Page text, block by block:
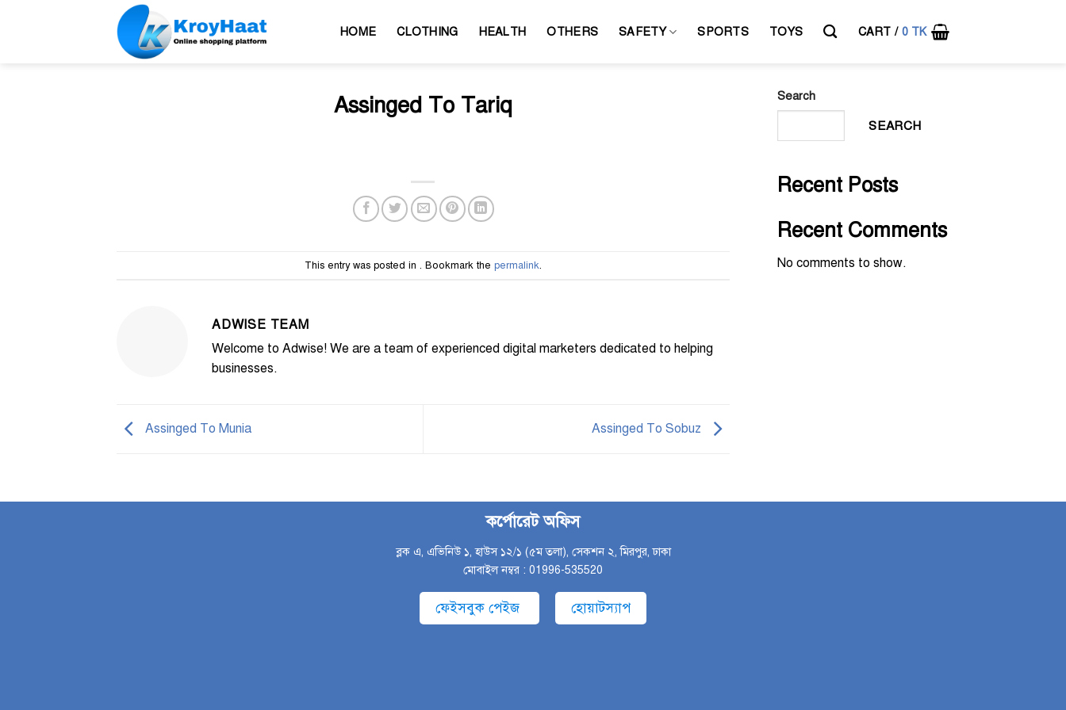
HOME CLOTHING HEALTH OTHERS SAFETY SPORTS TOYS CART / 0TK
Assinged To Tariq
This entry was posted in . Bookmark the permalink.
ADWISE TEAM
Welcome to Adwise! We are a team of experienced digital marketers dedicated to helping
businesses.
Assinged To Munia Assinged To Sobuz
Search
SEARCH
Recent Posts
Recent Comments
No comments to show.
কর্পোরেট অফিস
ব্লক এ, এভিনিউ ১, হাউস ১২/১ (৫ম তলা), সেকশন ২, মিরপুর, ঢাকা
মোবাইল নম্বর : 01996-535520
ফেইসবুক পেইজ হোয়াটস্যাপ